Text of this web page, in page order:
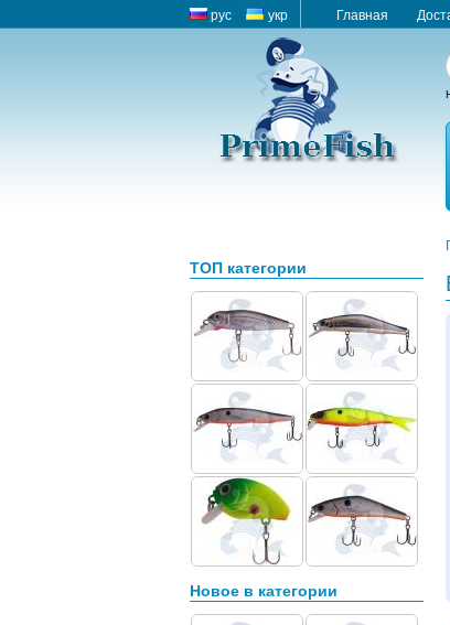
рус укр Главная
ТОП категории
Новое в категории